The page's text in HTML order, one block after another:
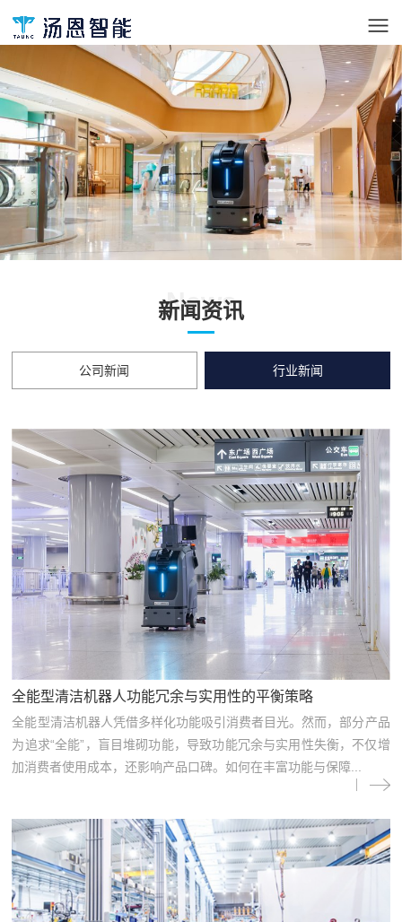
News
新闻资讯
公司新闻 行业新闻
全能型清洁机器人功能冗余与实用性的平衡策略
全能型清洁机器人凭借多样化功能吸引消费者目光。然而，部分产品
为追求“全能”，盲目堆砌功能，导致功能冗余与实用性失衡，不仅增
加消费者使用成本，还影响产品口碑。如何在丰富功能与保障...